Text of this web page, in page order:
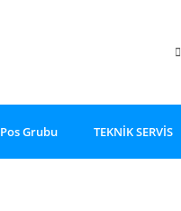
Pos Grubu TEKNİK SERVİS